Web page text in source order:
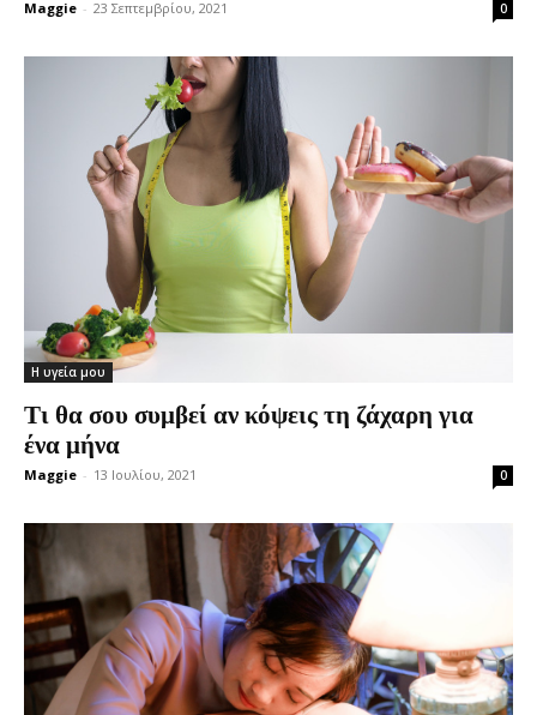
Maggie - 23 Σεπτεμβρίου, 2021 0
Η υγεία μου
Τι θα σου συμβεί αν κόψεις τη ζάχαρη για
ένα μήνα
Maggie - 13 Ιουλίου, 2021 0